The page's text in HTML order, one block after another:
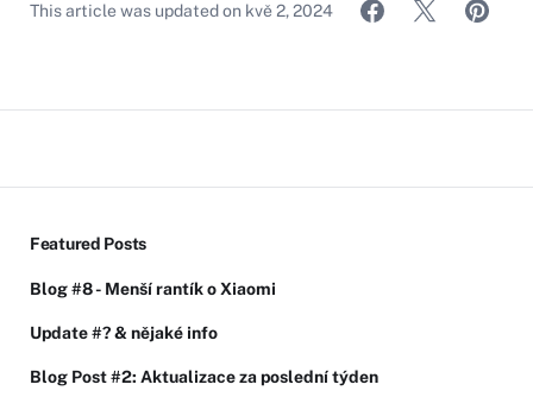
This article was updated on kvě 2, 2024
Featured Posts
Blog #8 - Menší rantík o Xiaomi
Update #? & nějaké info
Blog Post #2: Aktualizace za poslední týden